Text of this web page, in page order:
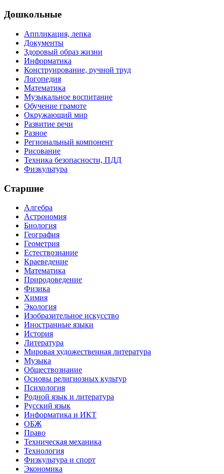
Дошкольные
Аппликация, лепка
Документы
Здоровый образ жизни
Информатика
Конструирование, ручной труд
Логопедия
Математика
Музыкальное воспитание
Обучение грамоте
Окружающий мир
Развитие речи
Разное
Региональный компонент
Рисование
Техника безопасности, ПДД
Физкультура
Старшие
Алгебра
Астрономия
Биология
География
Геометрия
Естествознание
Краеведение
Математика
Природоведение
Физика
Химия
Экология
Изобразительное искусство
Иностранные языки
История
Литература
Мировая художественная литература
Музыка
Обществознание
Основы религиозных культур
Психология
Родной язык и литература
Русский язык
Информатика и ИКТ
ОБЖ
Право
Техническая механика
Технология
Физкультура и спорт
Экономика